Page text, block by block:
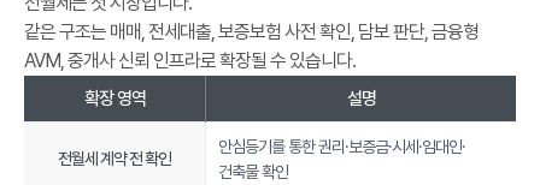
같은 구조는 매매, 전세대출, 보증보험 사전 확인, 담보 판단, 금융형
AVM, 중개사 신뢰 인프라로 확장될 수 있습니다.
확장 영역 설명
전월세 계약 전 확인
안심등기를 통한 권리·보증금·시세·임대인·
건축물 확인
s
S
f